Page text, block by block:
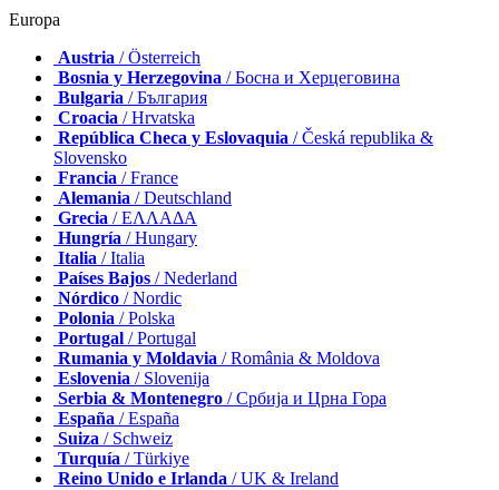
Europa
Austria / Österreich
Bosnia y Herzegovina / Босна и Херцеговина
Bulgaria / България
Croacia / Hrvatska
República Checa y Eslovaquia / Česká republika &
Slovensko
Francia / France
Alemania / Deutschland
Grecia / ΕΛΛΑΔΑ
Hungría / Hungary
Italia / Italia
Países Bajos / Nederland
Nórdico / Nordic
Polonia / Polska
Portugal / Portugal
Rumania y Moldavia / România & Moldova
Eslovenia / Slovenija
Serbia & Montenegro / Србија и Црна Гора
España / España
Suiza / Schweiz
Turquía / Türkiye
Reino Unido e Irlanda / UK & Ireland